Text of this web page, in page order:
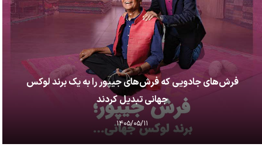
فرش‌های جادویی که فرش‌های جیپور را به یک برند لوکس
جهانی تبدیل کردند
۱۴۰۵/۰۵/۱۱